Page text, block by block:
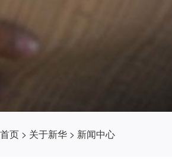
首页 > 关于新华 > 新闻中心